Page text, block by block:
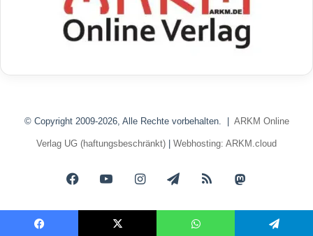
© Copyright 2009-2026, Alle Rechte vorbehalten. | ARKM Online
Verlag UG (haftungsbeschränkt) | Webhosting: ARKM.cloud
FacebookYouTubeInstagramTelegramRSS